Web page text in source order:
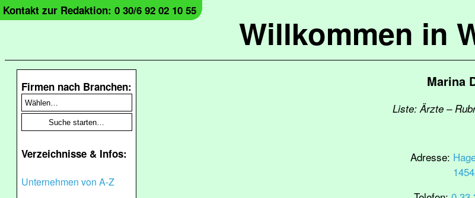
Willkommen in
Kontakt zur Redaktion: 0 30/6 92 02 10 55
Firmen nach Branchen:
Verzeichnisse & Infos:
Unternehmen von A-Z
Marina
Liste: Ärzte –
Adresse: